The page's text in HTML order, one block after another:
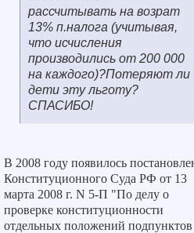
рассчитывать на возрат
13% п.налога (учитывая,
что исчисления
производились от 200 000
на каждого)?Потеряют ли
дети эту льготу?
СПАСИБО!
В 2008 году появилось
Конституционного Суда РФ от 13
марта 2008 г. N 5-П "По делу о
проверке конституционности
отдельных положений